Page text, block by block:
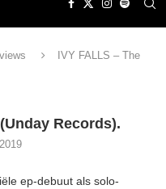
IVY FALLS – The
Records).
ep-debuut als solo-